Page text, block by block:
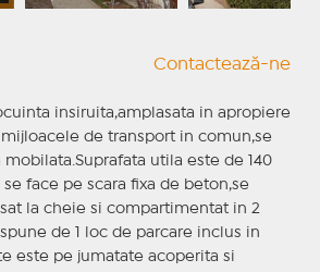
Contactează-ne
insiruita,amplasata in apropiere
de transport in comun,se
utila este de 140
face pe scara fixa de beton,se
la cheie si compartimentat in 2
de 1 loc de parcare inclus in
este pe jumatate acoperita si